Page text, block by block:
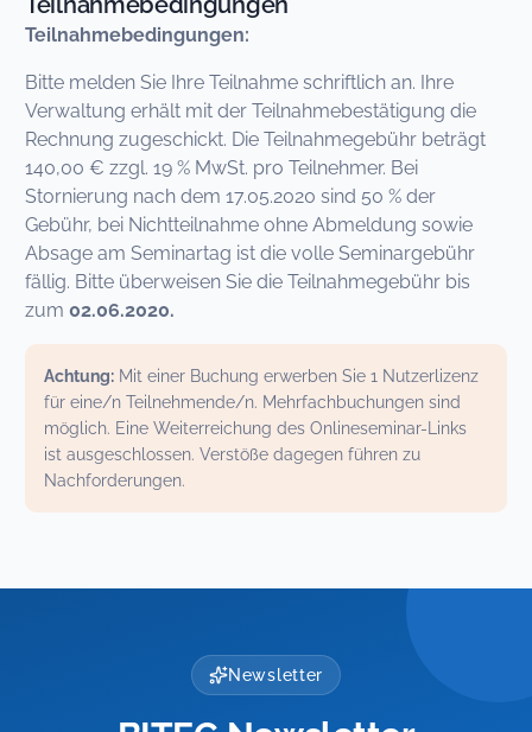
Teilnahmebedingungen:
Bitte melden Sie Ihre Teilnahme schriftlich an. Ihre
Verwaltung erhält mit der Teilnahmebestätigung die
Rechnung zugeschickt. Die Teilnahmegebühr beträgt
140,00 € zzgl. 19 % MwSt. pro Teilnehmer. Bei
Stornierung nach dem 17.05.2020 sind 50 % der
Gebühr, bei Nichtteilnahme ohne Abmeldung sowie
Absage am Seminartag ist die volle Seminargebühr
fällig. Bitte überweisen Sie die Teilnahmegebühr bis
zum 02.06.2020.
Achtung: Mit einer Buchung erwerben Sie 1 Nutzerlizenz
für eine/n Teilnehmende/n. Mehrfachbuchungen sind
möglich. Eine Weiterreichung des Onlineseminar-Links
ist ausgeschlossen. Verstöße dagegen führen zu
Nachforderungen.
Newsletter